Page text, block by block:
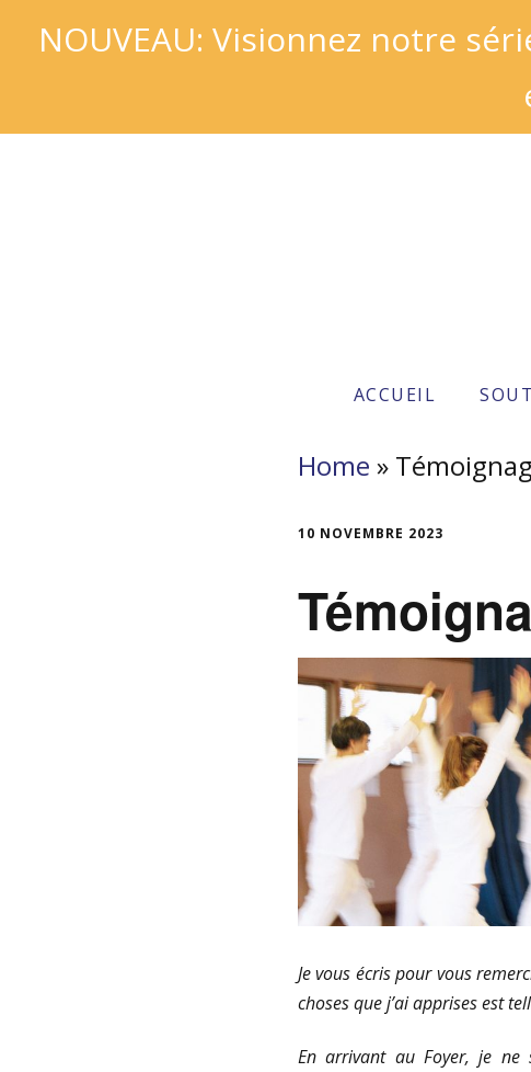
NOUVEAU: Visionnez notre
ACCUEIL
Home »
10 NOVEMBRE 2023
Je vous écris pour vous
choses que j’ai apprises est
En arrivant au Foyer, je ne